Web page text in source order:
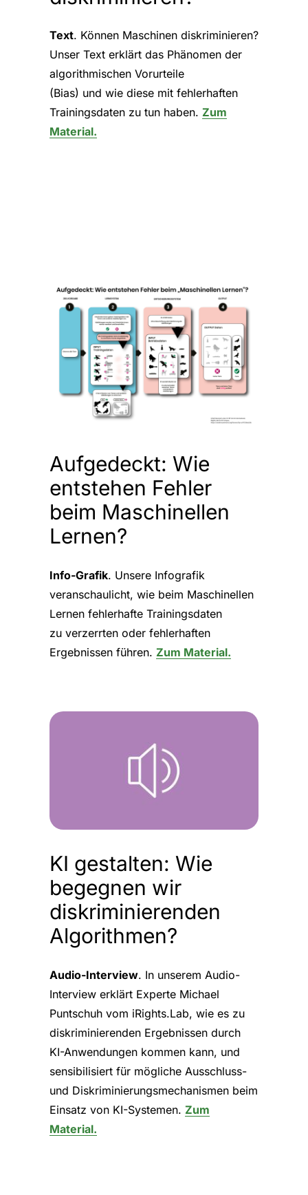
Text. Können Maschinen diskriminieren?
Unser Text erklärt das Phänomen der
algorithmischen Vorurteile
(Bias) und wie diese mit fehlerhaften
Trainingsdaten zu tun haben. Zum
Material.
Aufgedeckt: Wie
entstehen Fehler
beim Maschinellen
Lernen?
Info-Grafik. Unsere Infografik
veranschaulicht, wie beim Maschinellen
Lernen fehlerhafte Trainingsdaten
zu verzerrten oder fehlerhaften
Ergebnissen führen. Zum Material.
KI gestalten: Wie
begegnen wir
diskriminierenden
Algorithmen?
Audio-Interview. In unserem Audio-
Interview erklärt Experte Michael
Puntschuh vom iRights.Lab, wie es zu
diskriminierenden Ergebnissen durch
KI-Anwendungen kommen kann, und
sensibilisiert für mögliche Ausschluss-
und Diskriminierungsmechanismen beim
Einsatz von KI-Systemen. Zum
Material.